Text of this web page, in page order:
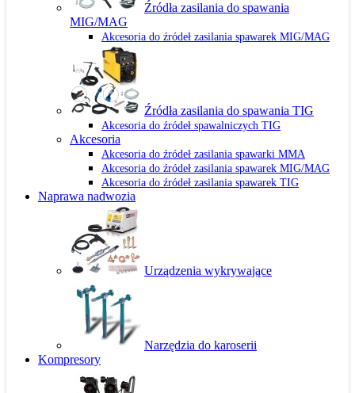
Źródła zasilania do spawania
MIG/MAG
Akcesoria do źródeł zasilania spawarek MIG/MAG
Źródła zasilania do spawania TIG
Akcesoria do źródeł spawalniczych TIG
Akcesoria
Akcesoria do źródeł zasilania spawarki MMA
Akcesoria do źródeł zasilania spawarek MIG/MAG
Akcesoria do źródeł zasilania spawarek TIG
Naprawa nadwozia
Urządzenia wykrywające
Narzędzia do karoserii
Kompresory